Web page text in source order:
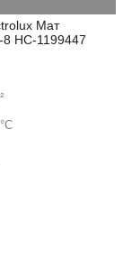
Мат
8 НС-1199447